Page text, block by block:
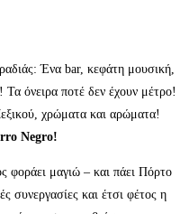
Ένα bar, κεφάτη μουσική,
όνειρα ποτέ δεν έχουν μέτρο!
χρώματα και αρώματα!
Negro!
φοράει μαγιώ – και πάει Πόρτο
συνεργασίες και έτσι φέτος η